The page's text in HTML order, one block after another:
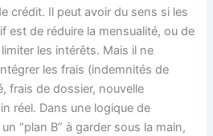
crédit. Il peut avoir du sens si les
est de réduire la mensualité, ou de
les intérêts. Mais il ne
les frais (indemnités de
frais de dossier, nouvelle
réel. Dans une logique de
“plan B” à garder sous la main,